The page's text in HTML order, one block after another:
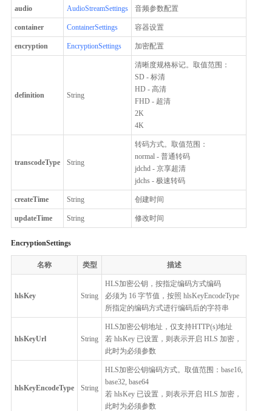
audio AudioStreamSettings 音频参数配置
container ContainerSettings 容器设置
encryption EncryptionSettings 加密配置
definition String
清晰度规格标记。取值范围：
SD - 标清
HD - 高清
FHD - 超清
2K
4K
transcodeType String
转码方式。取值范围：
normal - 普通转码
jdchd - 京享超清
jdchs - 极速转码
createTime String 创建时间
updateTime String 修改时间
EncryptionSettings
名称 类型 描述
hlsKey String
HLS加密公钥，按指定编码方式编码
必须为 16 字节值，按照 hlsKeyEncodeType
所指定的编码方式进行编码后的字符串
hlsKeyUrl String
HLS加密公钥地址，仅支持HTTP(s)地址
若 hlsKey 已设置，则表示开启 HLS 加密，
此时为必须参数
hlsKeyEncodeType String
HLS加密公钥编码方式。取值范围：base16,
base32, base64
若 hlsKey 已设置，则表示开启 HLS 加密，
此时为必须参数